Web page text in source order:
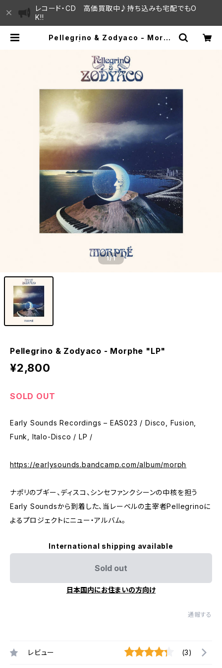
レコード・CD 高価買取中♪持ち込みも宅配でもO
K!!
Pellegrino & Zodyaco - Morph
コード屋
1/1
Pellegrino & Zodyaco - Morphe "LP"
¥2,800
SOLD OUT
Early Sounds Recordings – EAS023 / Disco, Fusion,
Funk, Italo-Disco / LP /
https://earlysounds.bandcamp.com/album/morph
ナポリのブギー、ディスコ、シンセファンクシーンの中核を担う
Early Soundsから到着した、当レーベルの主宰者Pellegrinoに
よるプロジェクトにニュー・アルバム。
International shipping available
Sold out
日本国内にお住まいの方向け
通報する
レビュー (3)